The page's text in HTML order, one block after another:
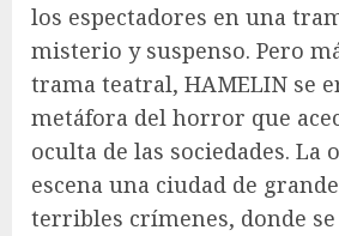
los espectadores en una
misterio y suspenso. Pero
trama teatral, HAMELIN se
metáfora del horror que
oculta de las sociedades. La
escena una ciudad de
terribles crímenes, donde